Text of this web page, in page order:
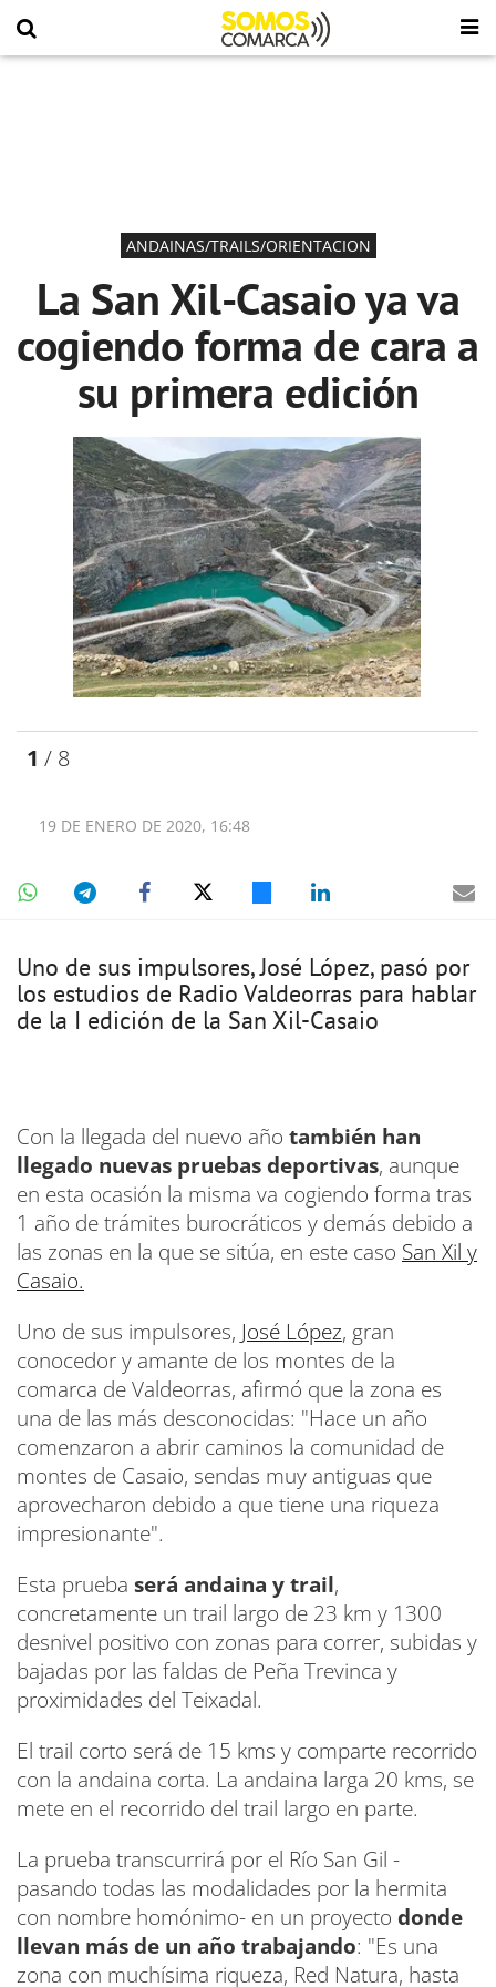
ANDAINAS/TRAILS/ORIENTACION
La San Xil-Casaio ya va
cogiendo forma de cara a
su primera edición
1 / 8
19 DE ENERO DE 2020, 16:48
Uno de sus impulsores, José López, pasó por
los estudios de Radio Valdeorras para hablar
de la I edición de la San Xil-Casaio
Con la llegada del nuevo año también han
llegado nuevas pruebas deportivas, aunque
en esta ocasión la misma va cogiendo forma tras
1 año de trámites burocráticos y demás debido a
las zonas en la que se sitúa, en este caso San Xil y
Casaio.
Uno de sus impulsores, José López, gran
conocedor y amante de los montes de la
comarca de Valdeorras, afirmó que la zona es
una de las más desconocidas: "Hace un año
comenzaron a abrir caminos la comunidad de
montes de Casaio, sendas muy antiguas que
aprovecharon debido a que tiene una riqueza
impresionante".
Esta prueba será andaina y trail,
concretamente un trail largo de 23 km y 1300
desnivel positivo con zonas para correr, subidas y
bajadas por las faldas de Peña Trevinca y
proximidades del Teixadal.
El trail corto será de 15 kms y comparte recorrido
con la andaina corta. La andaina larga 20 kms, se
mete en el recorrido del trail largo en parte.
La prueba transcurrirá por el Río San Gil -
pasando todas las modalidades por la hermita
con nombre homónimo- en un proyecto donde
llevan más de un año trabajando: "Es una
zona con muchísima riqueza, Red Natura, hasta